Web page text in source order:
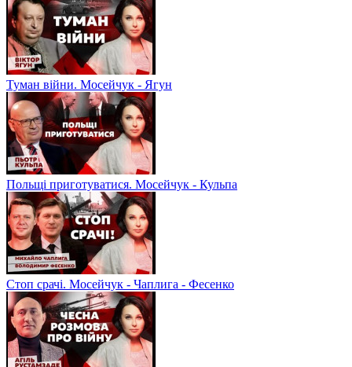
Туман війни. Мосейчук - Ягун
Польщі приготуватися. Мосейчук - Кульпа
Стоп срачі. Мосейчук - Чаплига - Фесенко